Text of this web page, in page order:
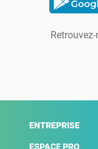
ENTREPRISE
ESPACE PRO